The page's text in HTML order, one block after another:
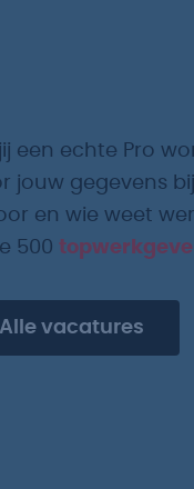
een echte Pro
jouw gegevens
en wie weet
500
Alle vacatures